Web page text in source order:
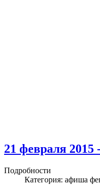
21 февраля
Подробности
Категория: афиша